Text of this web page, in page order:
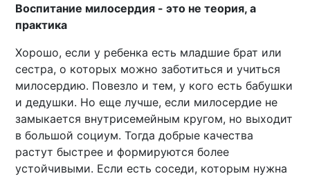
Воспитание милосердия - это не теория, а
практика
Хорошо, если у ребенка есть младшие брат или
сестра, о которых можно заботиться и учиться
милосердию. Повезло и тем, у кого есть бабушки
и дедушки. Но еще лучше, если милосердие не
замыкается внутрисемейным кругом, но выходит
в большой социум. Тогда добрые качества
растут быстрее и формируются более
устойчивыми. Если есть соседи, которым нужна